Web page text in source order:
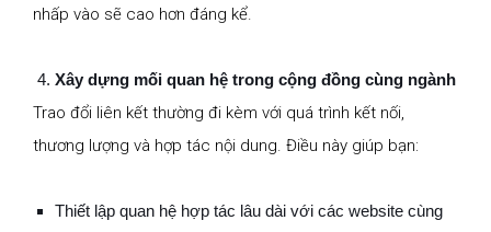
nhấp vào sẽ cao hơn đáng kể.
Xây dựng mối quan hệ trong cộng đồng cùng ngành
Trao đổi liên kết thường đi kèm với quá trình kết nối,
thương lượng và hợp tác nội dung. Điều này giúp bạn:
Thiết lập quan hệ hợp tác lâu dài với các website cùng